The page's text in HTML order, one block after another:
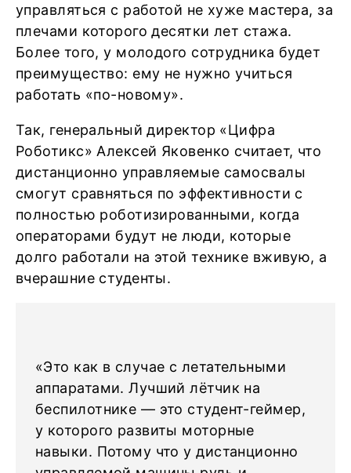
управляться с работой не хуже мастера, за
плечами которого десятки лет стажа.
Более того, у молодого сотрудника будет
преимущество: ему не нужно учиться
работать «по-новому».
Так, генеральный директор «Цифра
Роботикс» Алексей Яковенко считает, что
дистанционно управляемые самосвалы
смогут сравняться по эффективности с
полностью роботизированными, когда
операторами будут не люди, которые
долго работали на этой технике вживую, а
вчерашние студенты.
«Это как в случае с летательными
аппаратами. Лучший лётчик на
беспилотнике — это студент-геймер,
у которого развиты моторные
навыки. Потому что у дистанционно